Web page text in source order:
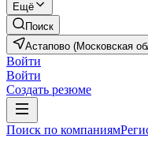
Ещё
Поиск
Астапово (Московская
Войти
Войти
Создать резюме
Поиск по компаниям